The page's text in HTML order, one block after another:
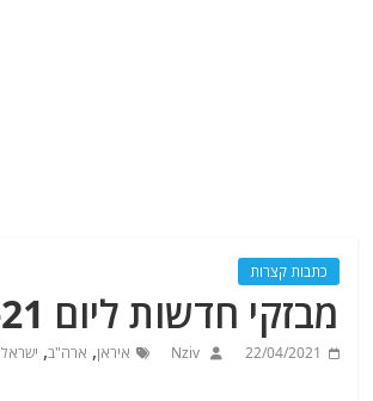
כתבות קצרות
מבזקי חדשות ליום 23-4-21
22/04/2021
Nziv איראן, ארה"ב, ישראל